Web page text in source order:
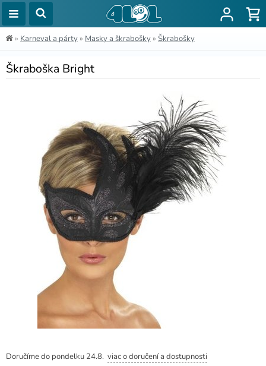
» Karneval a párty » Masky a škrabošky » Škrabošky
Škraboška Bright
Doručíme do pondelku 24.8. viac o doručení a dostupnosti